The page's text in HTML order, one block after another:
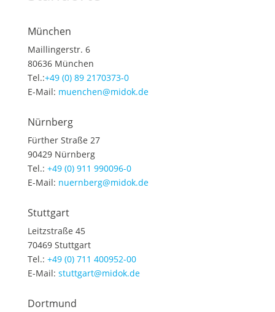
München
Maillingerstr. 6
80636 München
Tel.:+49 (0) 89 2170373-0
E-Mail: muenchen@midok.de
Nürnberg
Fürther Straße 27
90429 Nürnberg
Tel.: +49 (0) 911 990096-0
E-Mail: nuernberg@midok.de
Stuttgart
Leitzstraße 45
70469 Stuttgart
Tel.: +49 (0) 711 400952-00
E-Mail: stuttgart@midok.de
Dortmund